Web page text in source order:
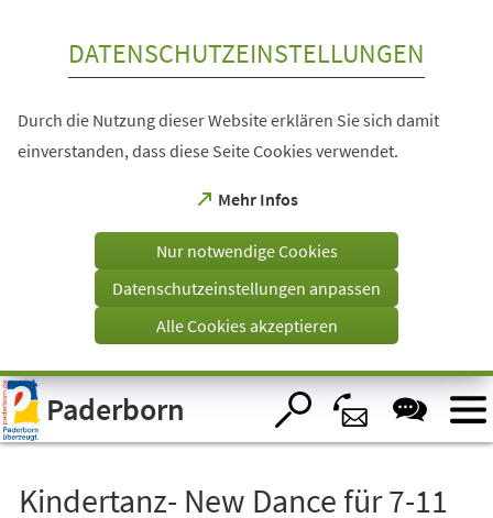
Visuelle
Assistenzsoftware
öffnen.
DATENSCHUTZEINSTELLUNGEN
Durch die Nutzung dieser Website erklären Sie sich damit
einverstanden, dass diese Seite Cookies verwendet.
Mehr Infos
(Öffnet
einem
Tab)
Nur notwendige Cookies
Datenschutzeinstellungen anpassen
Alle Cookies akzeptieren
Paderborn
Kindertanz- New Dance für 7-11